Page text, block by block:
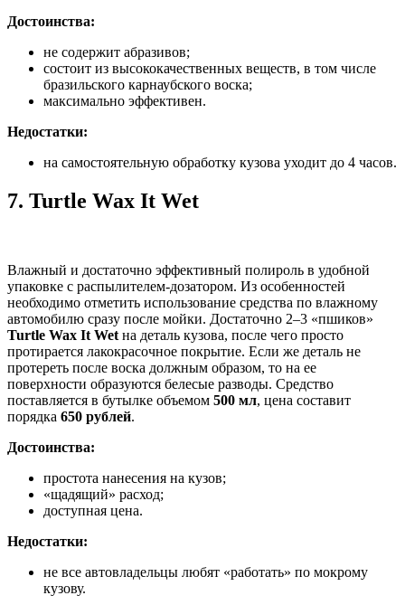
Достоинства:
не содержит абразивов;
состоит из высококачественных веществ, в том числе
бразильского карнаубского воска;
максимально эффективен.
Недостатки:
на самостоятельную обработку кузова уходит до 4 часов.
7. Turtle Wax It Wet
Влажный и достаточно эффективный полироль в удобной
упаковке с распылителем-дозатором. Из особенностей
необходимо отметить использование средства по влажному
автомобилю сразу после мойки. Достаточно 2–3 «пшиков»
Turtle Wax It Wet на деталь кузова, после чего просто
протирается лакокрасочное покрытие. Если же деталь не
протереть после воска должным образом, то на ее
поверхности образуются белесые разводы. Средство
поставляется в бутылке объемом 500 мл, цена составит
порядка 650 рублей.
Достоинства:
простота нанесения на кузов;
«щадящий» расход;
доступная цена.
Недостатки:
не все автовладельцы любят «работать» по мокрому
кузову.